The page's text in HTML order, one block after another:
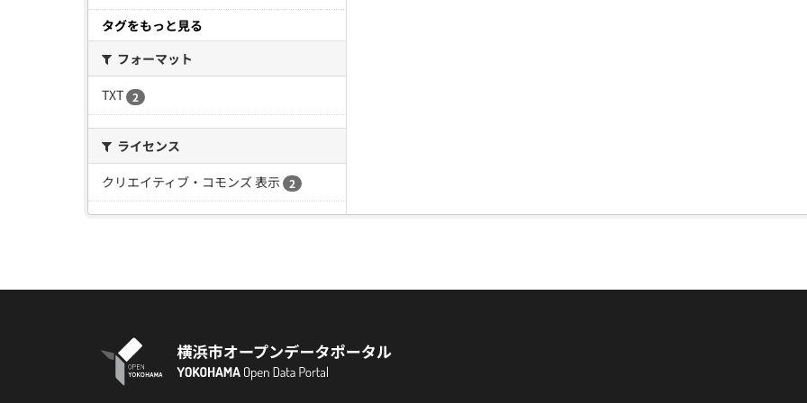
タグをもっと見る
フォーマット
TXT 2
ライセンス
クリエイティブ・コモンズ 表示 2